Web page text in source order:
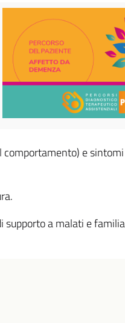
comportamento) e
supporto a malati e